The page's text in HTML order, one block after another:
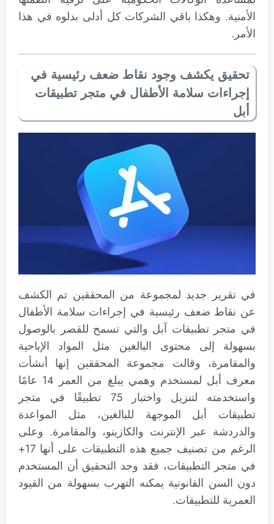
الأمنية. وهكذا باقي الشركات كل أدلى بدلوه في هذا
الأمر.
تحقيق يكشف وجود نقاط ضعف رئيسية في
إجراءات سلامة الأطفال في متجر تطبيقات
أبل
في تقرير جديد لمجموعة من المحققين تم الكشف
عن نقاط ضعف رئيسية في إجراءات سلامة الأطفال
في متجر تطبيقات آبل والتي تسمح للقصر بالوصول
بسهولة إلى محتوى البالغين مثل المواد الإباحية
والمقامرة، وقالت مجموعة المحققين إنها أنشأت
معرف أبل لمستخدم وهمي يبلغ من العمر 14 عامًا
واستخدمته لتنزيل واختبار 75 تطبيقًا في متجر
تطبيقات أبل الموجهة للبالغين، مثل المواعدة
والدردشة عبر الإنترنت والكازينو، والمقامرة. وعلى
الرغم من تصنيف جميع هذه التطبيقات على أنها 17+
في متجر التطبيقات، فقد وجد التحقيق أن المستخدم
دون السن القانونية يمكنه التهرب بسهولة من القيود
العمرية للتطبيقات.